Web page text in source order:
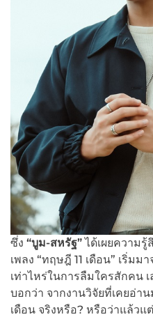
ซึ่ง “บูม-สหรัฐ” ได้เผยความรู้
เพลง “ทฤษฎี 11 เดือน” เริ่มม
เท่าไหร่ในการลืมใครสักคน
บอกว่า จากงานวิจัยที่เคยอ่าน
เดือน จริงหรือ? หรือว่าแล้ว